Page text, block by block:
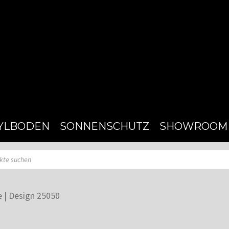
SONNENSCHUTZ SHOWROOM
| Design 25050